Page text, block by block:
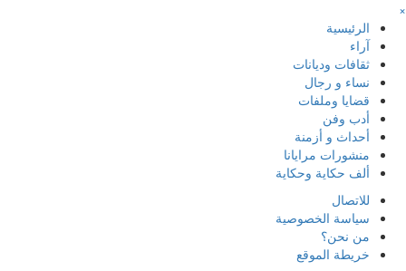
×
الرئيسية
آراء
ثقافات وديانات
نساء و رجال
قضايا وملفات
أدب وفن
أحداث و أزمنة
منشورات مرايانا
ألف حكاية وحكاية
للاتصال
سياسة الخصوصية
من نحن؟
خريطة الموقع